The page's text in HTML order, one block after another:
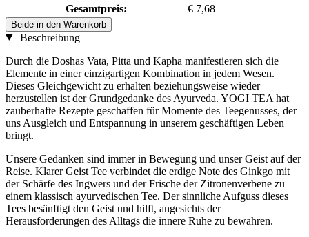
Gesamtpreis:
€ 7,68
Beide in den Warenkorb
Beschreibung
Durch die Doshas Vata, Pitta und Kapha manifestieren sich die
Elemente in einer einzigartigen Kombination in jedem Wesen.
Dieses Gleichgewicht zu erhalten beziehungsweise wieder
herzustellen ist der Grundgedanke des Ayurveda. YOGI TEA hat
zauberhafte Rezepte geschaffen für Momente des Teegenusses, der
uns Ausgleich und Entspannung in unserem geschäftigen Leben
bringt.
Unsere Gedanken sind immer in Bewegung und unser Geist auf der
Reise. Klarer Geist Tee verbindet die erdige Note des Ginkgo mit
der Schärfe des Ingwers und der Frische der Zitronenverbene zu
einem klassisch ayurvedischen Tee. Der sinnliche Aufguss dieses
Tees besänftigt den Geist und hilft, angesichts der
Herausforderungen des Alltags die innere Ruhe zu bewahren.